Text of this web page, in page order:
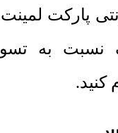
نسبت به
کنید.